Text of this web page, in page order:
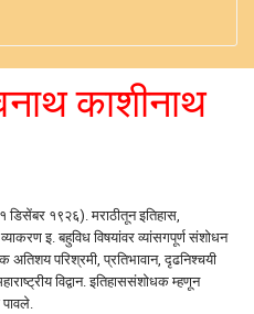
काशीनाथ
१९२६). मराठीतून इतिहास,
व्याकरण इ. बहुविध विषयांवर व्यांसगपूर्ण संशोधन
परिश्रमी, प्रतिभावान, दृढनिश्‍चयी
विद्वान. इतिहाससंशोधक म्हणून